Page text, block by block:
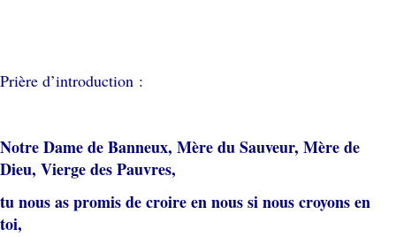
Prière d’introduction :
Notre Dame de Banneux, Mère du Sauveur, Mère de
Dieu, Vierge des Pauvres,
tu nous as promis de croire en nous si nous croyons en
toi,